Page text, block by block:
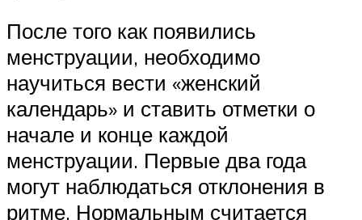
После того как появились
менструации, необходимо
научиться вести «женский
календарь» и ставить отметки о
начале и конце каждой
менструации. Первые два года
могут наблюдаться отклонения в
ритме. Нормальным считается